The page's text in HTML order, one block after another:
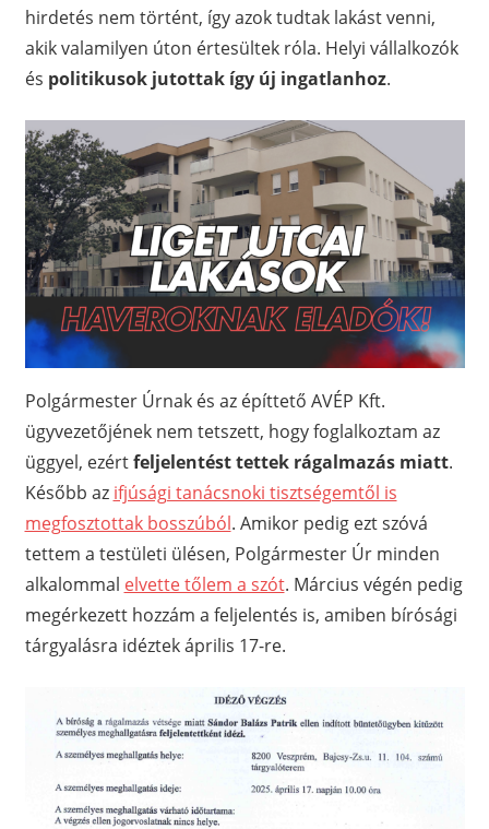
hirdetés nem történt, így azok tudtak lakást venni,
akik valamilyen úton értesültek róla. Helyi vállalkozók
és politikusok jutottak így új ingatlanhoz.
Polgármester Úrnak és az építtető AVÉP Kft.
ügyvezetőjének nem tetszett, hogy foglalkoztam az
üggyel, ezértfeljelentést tettek rágalmazás miatt.
Később az ifjúsági tanácsnoki tisztségemtől is
megfosztottak bosszúból. Amikor pedig ezt szóvá
tettem a testületi ülésen, Polgármester Úr minden
alkalommal elvette tőlem a szót. Március végén pedig
megérkezett hozzám a feljelentés is, amiben bírósági
tárgyalásra idéztek április 17-re.